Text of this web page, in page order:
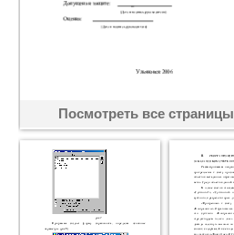
Посмотреть все страницы